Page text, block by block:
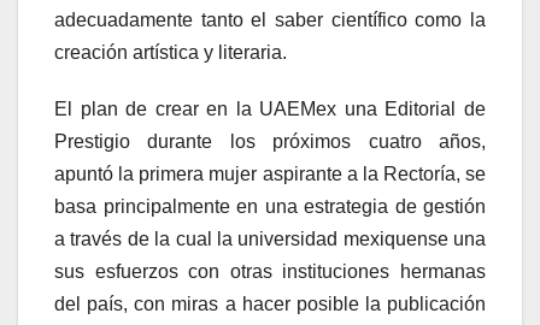
adecuadamente tanto el saber científico como la
creación artística y literaria.
El plan de crear en la UAEMex una Editorial de
Prestigio durante los próximos cuatro años,
apuntó la primera mujer aspirante a la Rectoría, se
basa principalmente en una estrategia de gestión
a través de la cual la universidad mexiquense una
sus esfuerzos con otras instituciones hermanas
del país, con miras a hacer posible la publicación